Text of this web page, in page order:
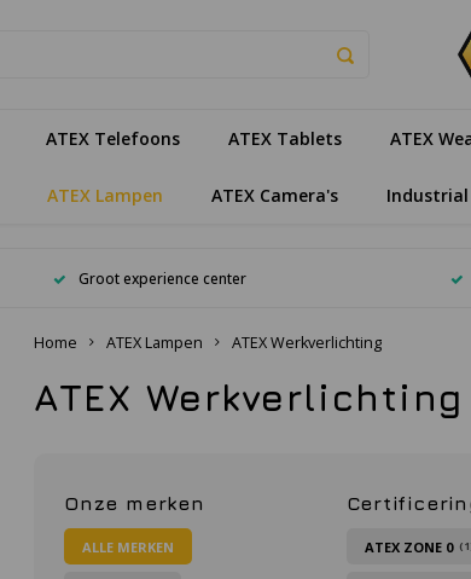
ATEX Telefoons ATEX Tablets ATEX
ATEX Lampen ATEX Camera's
Groot experience center
Home ATEX Lampen ATEX Werkverlichting
ATEX Werkverlichting
Onze merken
ALLE MERKEN ATEX ZONE 0